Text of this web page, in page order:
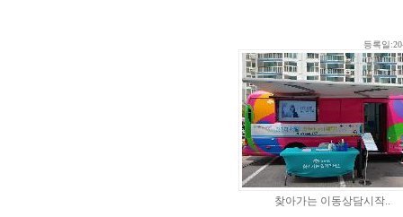
등록일
찾아가는 이동상담시작..